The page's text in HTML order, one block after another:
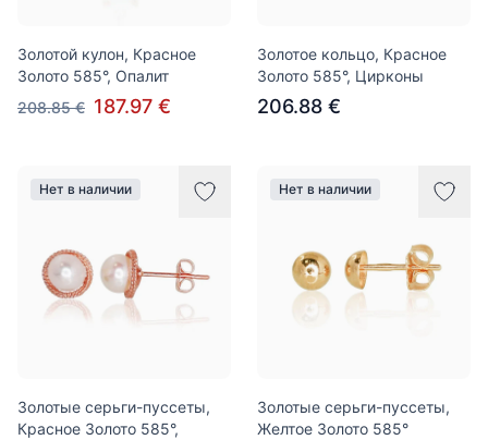
Золотой кулон, Красное
Золото 585°, Опалит
208.85 € 187.97 €
Золотое кольцо, Красное
Золото 585°, Цирконы
206.88 €
Нет в наличии
Золотые серьги-пуссеты,
Красное Золото 585°,
Нет в наличии
Золотые серьги-пуссеты,
Желтое Золото 585°